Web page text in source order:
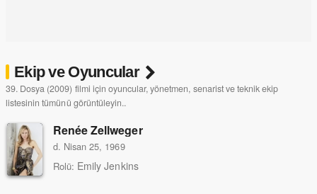
Ekip ve Oyuncular
39. Dosya (2009) filmi için oyuncular, yönetmen, senarist ve teknik ekip
listesinin tümünü görüntüleyin..
Renée Zellweger
d. Nisan 25, 1969
Rolü: Emily Jenkins